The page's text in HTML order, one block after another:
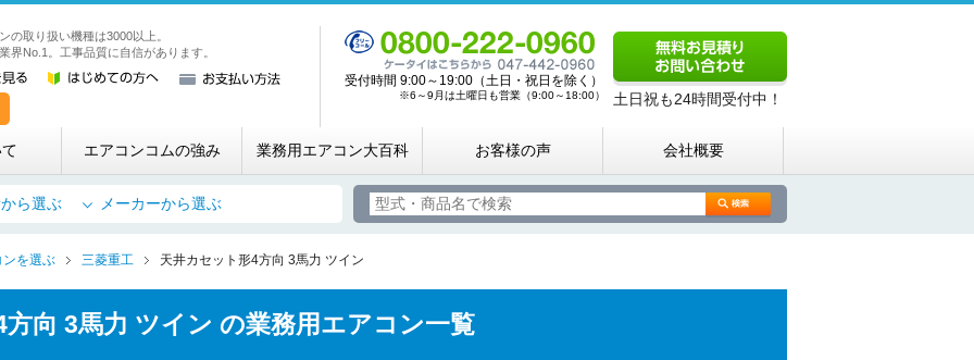
業務用・店舗用エアコン専門店 エアコンコム
の取り扱い機種は3000以上。
界No.1。工事品質に自信があります。
受付時間 9:00～19:00（土日・祝日を除く）
※6～9月は土曜日も営業（9:00～18:00） 土日祝も24時間受付中！
エアコンコムの強み 業務用エアコン大百科 お客様の声 会社概要
ら選ぶ メーカーから選ぶ
ンを選ぶ 三菱重工 天井カセット形4方向 3馬力 ツイン
向 3馬力 ツイン の業務用エアコン一覧